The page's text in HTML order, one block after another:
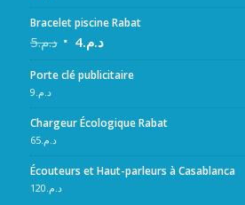
Bracelet piscine Rabat
د.م.5 د.م.4
Porte clé publicitaire
د.م.9
Chargeur Écologique Rabat
د.م.65
Écouteurs et Haut-parleurs à Casablanca
د.م.120